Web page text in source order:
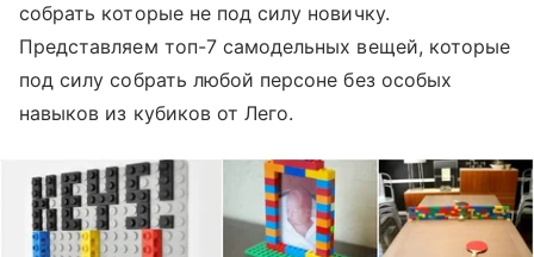
собрать которые не под силу новичку.
Представляем топ-7 самодельных вещей, которые
под силу собрать любой персоне без особых
навыков из кубиков от Лего.